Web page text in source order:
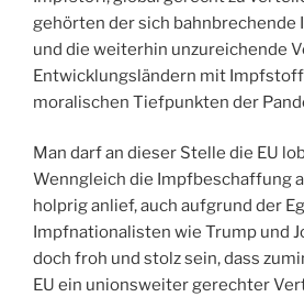
gehörten der sich bahnbrechende
und die weiterhin unzureichende
Entwicklungsländern mit
moralischen Tiefpunkten der
Man darf an dieser Stelle die EU
Wenngleich die Impfbeschaffung
holprig anlief, auch aufgrund der
Impfnationalisten wie Trump und
doch froh und stolz sein, dass
EU ein unionsweiter gerechter